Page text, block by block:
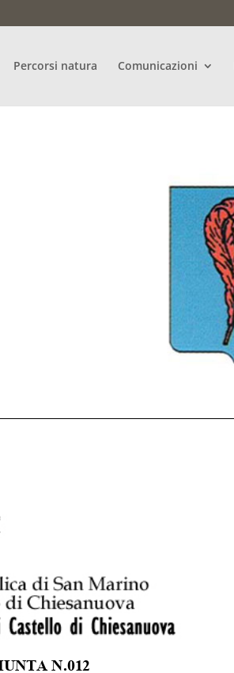
Percorsi natura Comunicazioni